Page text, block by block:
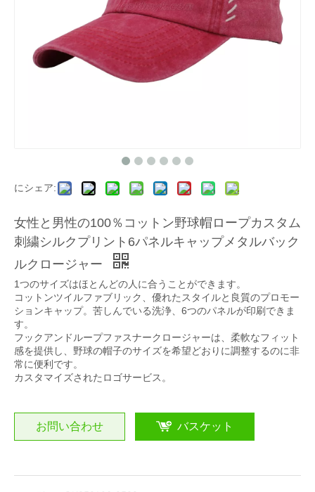
にシェア:
女性と男性の100％コットン野球帽ロープカスタム
刺繍シルクプリント6パネルキャップメタルバック
ルクロージャー
1つのサイズはほとんどの人に合うことができます。
コットンツイルファブリック、優れたスタイルと良質のプロモー
ションキャップ。苦しんでいる洗浄、6つのパネルが印刷できま
す。
フックアンドループファスナークロージャーは、柔軟なフィット
感を提供し、野球の帽子のサイズを希望どおりに調整するのに非
常に便利です。
カスタマイズされたロゴサービス。
お問い合わせ バスケット